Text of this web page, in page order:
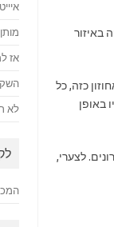
באיזור
כזה, כל
באופן
לצערי,
אז
לא